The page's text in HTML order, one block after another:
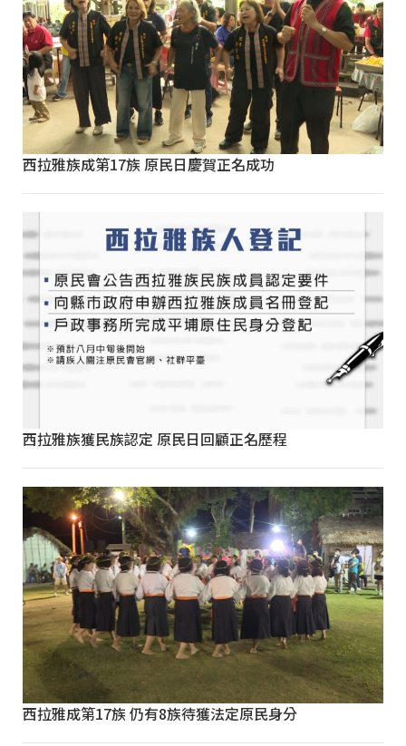
西拉雅族成第17族 原民日慶賀正名成功
西拉雅族獲民族認定 原民日回顧正名歷程
西拉雅成第17族 仍有8族待獲法定原民身分